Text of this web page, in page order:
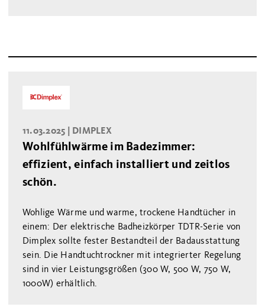
11.03.2025 | DIMPLEX
Wohlfühlwärme im Badezimmer:
effizient, einfach installiert und zeitlos
schön.
Wohlige Wärme und warme, trockene Handtücher in
einem: Der elektrische Badheizkörper TDTR-Serie von
Dimplex sollte fester Bestandteil der Badausstattung
sein. Die Handtuchtrockner mit integrierter Regelung
sind in vier Leistungsgrößen (300 W, 500 W, 750 W,
1000W) erhältlich.